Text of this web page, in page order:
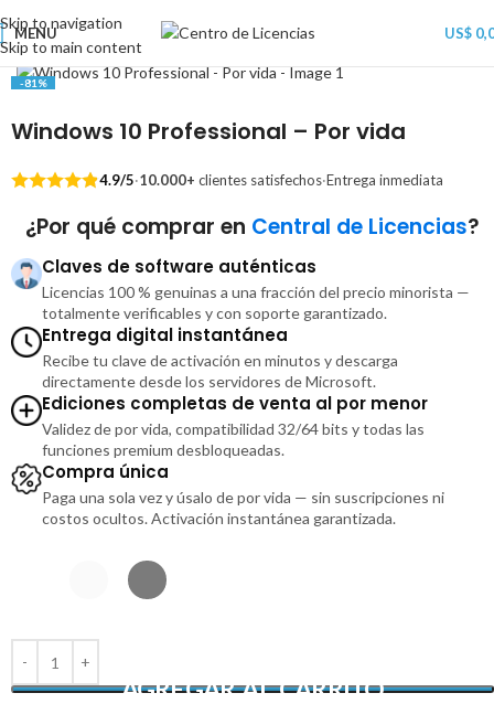
Skip to navigation
Skip to main content
MENU US$
-81%
Windows 10 Professional – Por vida
4.9/5·10.000+ clientes satisfechos·Entrega inmediata
¿Por qué comprar en Central de Licencias?
Claves de software auténticas
Licencias 100 % genuinas a una fracción del precio minorista —
totalmente verificables y con soporte garantizado.
Entrega digital instantánea
Recibe tu clave de activación en minutos y descarga
directamente desde los servidores de Microsoft.
Ediciones completas de venta al por menor
Validez de por vida, compatibilidad 32/64 bits y todas las
funciones premium desbloqueadas.
Compra única
Paga una sola vez y úsalo de por vida — sin suscripciones ni
costos ocultos. Activación instantánea garantizada.
AGREGAR AL CARRITO